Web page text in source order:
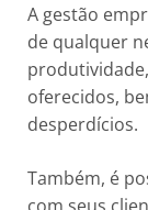
A gestão
de qualquer
oferecidos,
desperdícios.
Também, é